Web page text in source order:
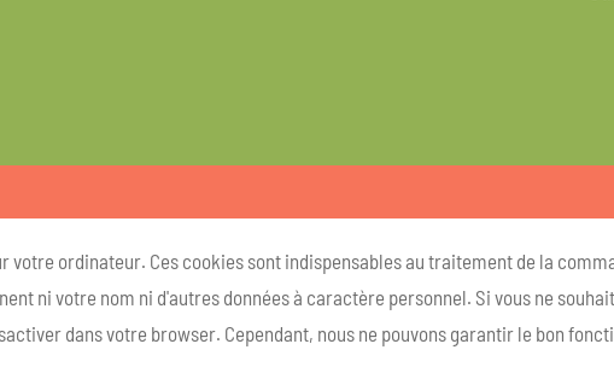
votre ordinateur. Ces cookies sont indispensables au traitement de la
ni votre nom ni d'autres données à caractère personnel. Si vous ne
dans votre browser. Cependant, nous ne pouvons garantir le bon